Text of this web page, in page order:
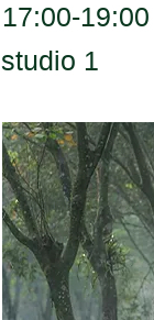
17:00-19:00
studio 1